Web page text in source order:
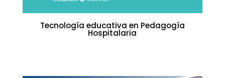
Tecnología educativa en Pedagogía
Hospitalaria